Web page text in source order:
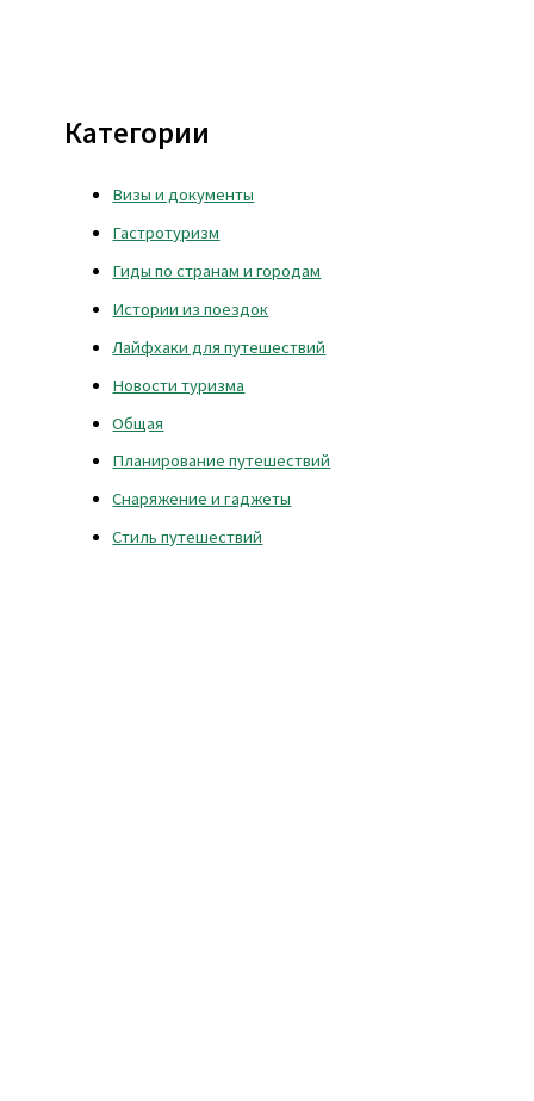
Категории
Визы и документы
Гастротуризм
Гиды по странам и городам
Истории из поездок
Лайфхаки для путешествий
Новости туризма
Общая
Планирование путешествий
Снаряжение и гаджеты
Стиль путешествий